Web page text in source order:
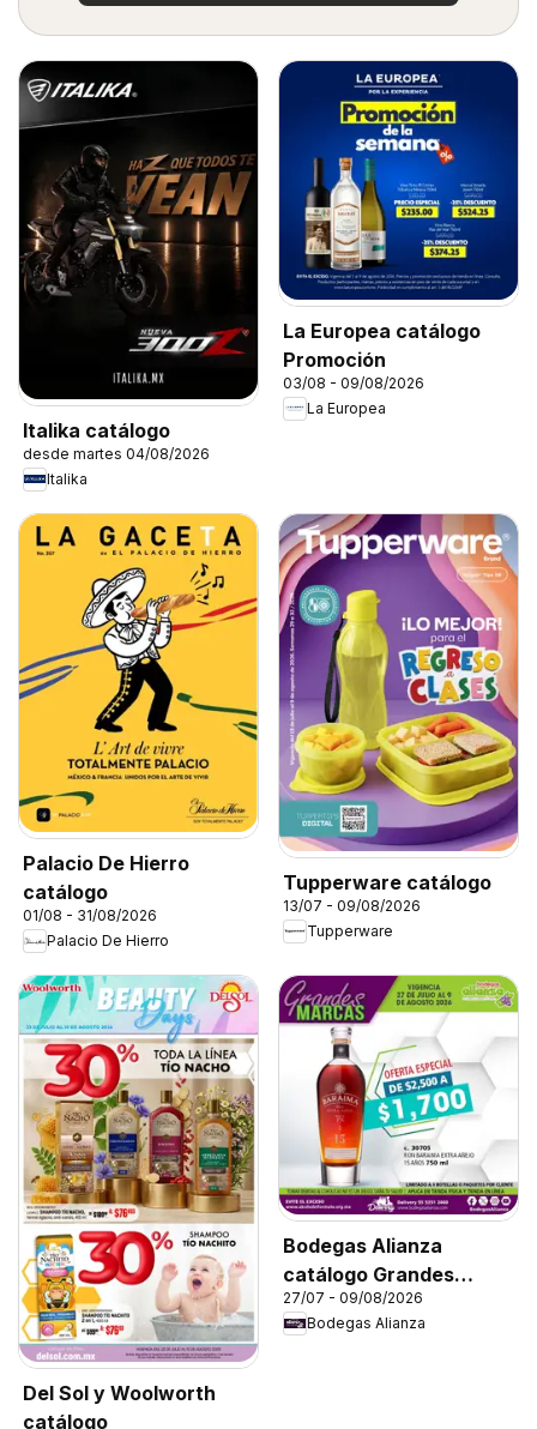
Italika catálogo
desde martes 04/08/2026
Italika
La Europea catálogo
Promoción
03/08 - 09/08/2026
La Europea
Palacio De Hierro
catálogo
01/08 - 31/08/2026
Palacio De Hierro
Tupperware catálogo
13/07 - 09/08/2026
Tupperware
Del Sol y Woolworth
catálogo
Bodegas Alianza
catálogo Grandes
Marcas
27/07 - 09/08/2026
Bodegas Alianza